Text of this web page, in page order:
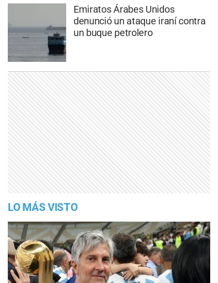
Emiratos Árabes Unidos
denunció un ataque iraní contra
un buque petrolero
LO MÁS VISTO